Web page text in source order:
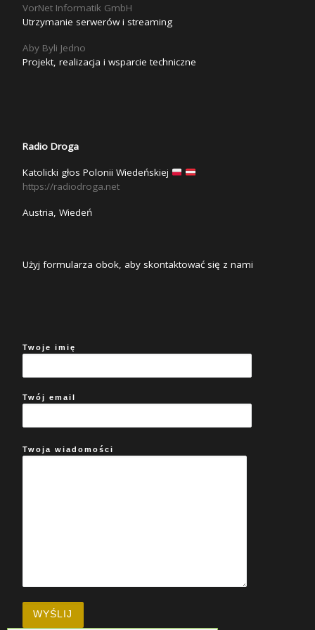
VorNet Informatik GmbH
Utrzymanie serwerów i streaming
Aby Byli Jedno
Projekt, realizacja i wsparcie techniczne
Radio Droga
Katolicki głos Polonii Wiedeńskiej
https://radiodroga.net
Austria, Wiedeń
Użyj formularza obok, aby skontaktować się z nami
Twoje imię
Twój email
Twoja wiadomości